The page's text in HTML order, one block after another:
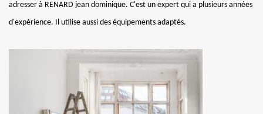
adresser à RENARD jean dominique. C'est un expert qui a plusieurs années
d'expérience. Il utilise aussi des équipements adaptés.